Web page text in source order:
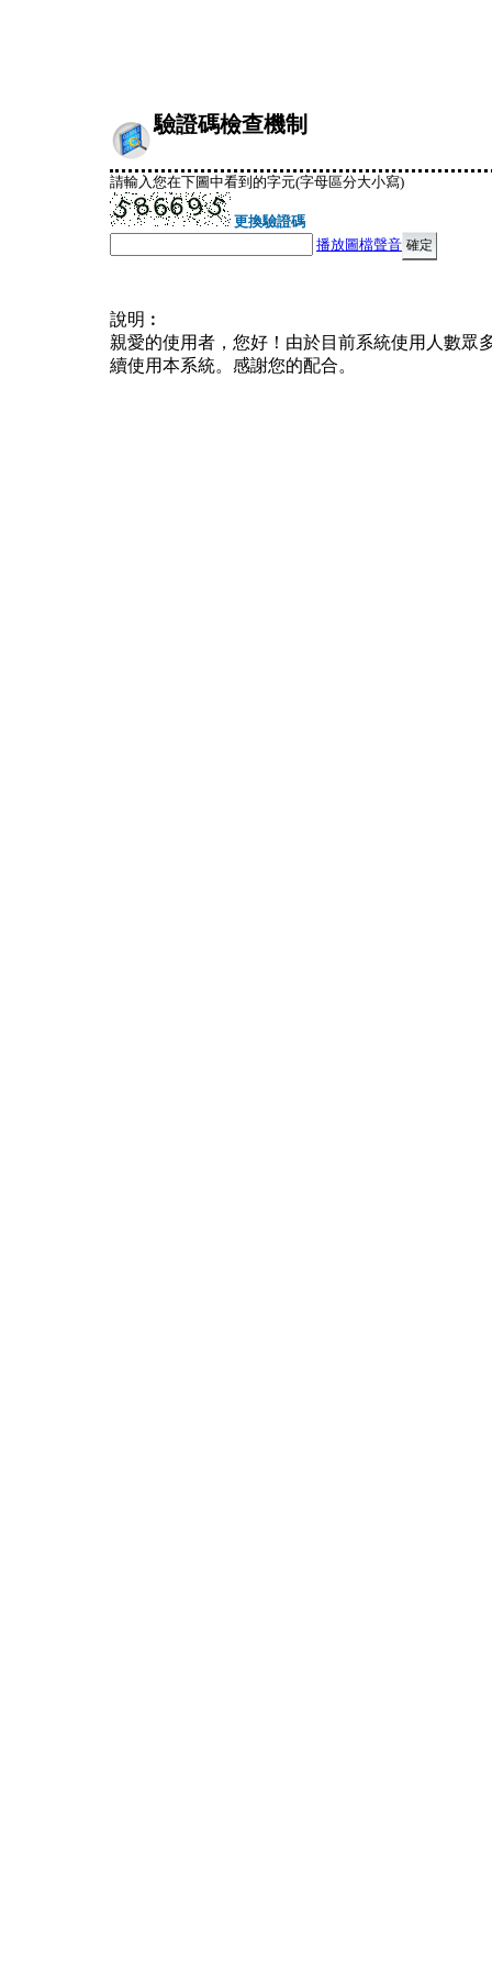
驗證碼檢查機制
請輸入您在下圖中看到的字元(字母區分大小寫)
更換驗證碼
播放圖檔聲音
說明︰
親愛的使用者，您好！由於目前系統使用人數眾
續使用本系統。感謝您的配合。